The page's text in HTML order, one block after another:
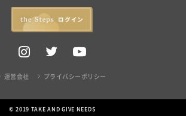
運営会社 プライバシーポリシー
© 2019 TAKE AND GIVE NEEDS